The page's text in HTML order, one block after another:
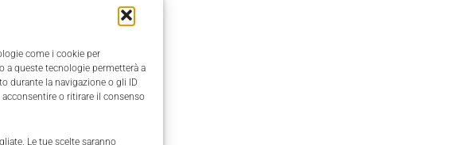
come i cookie per
a queste tecnologie permetterà a
durante la navigazione o gli ID
o ritirare il consenso
Le tue scelte saranno